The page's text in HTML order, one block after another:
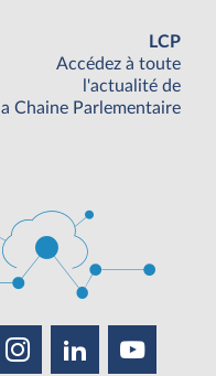
LCP
Accédez à toute
l'actualité de
la Chaine Parlementaire